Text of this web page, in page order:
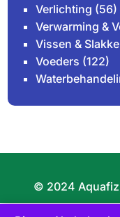
Verlichting (56)
Verwarming &
Vissen &
Voeders (122)
© 2024